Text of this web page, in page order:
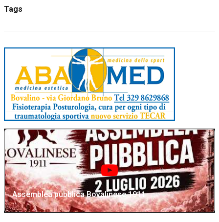
Tags
Assemblea pubblica Bovalinese 1911